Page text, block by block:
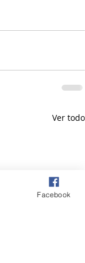
Ver todo
Facebook